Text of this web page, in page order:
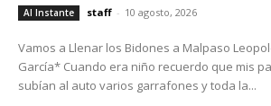
Al Instante staff - 10 agosto, 2026
Vamos a Llenar los Bidones a Malpaso
García* Cuando era niño recuerdo que mis padres asiduamente
subían al auto varios garrafones y toda la...